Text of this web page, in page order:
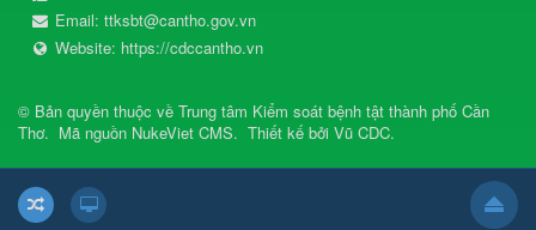
Email: ttksbt@cantho.gov.vn
Website: https://cdccantho.vn
© Bản quyền thuộc về Trung tâm Kiểm soát bệnh tật thành phố Cần
Thơ. Mã nguồn NukeViet CMS. Thiết kế bởi Vũ CDC.